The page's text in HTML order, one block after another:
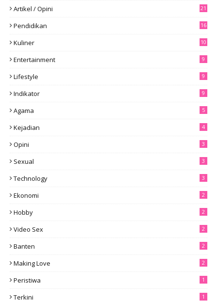
Artikel / Opini 21
Pendidikan 16
Kuliner 10
Entertainment 9
Lifestyle 9
Indikator 9
Agama 5
Kejadian 4
Opini 3
Sexual 3
Technology 3
Ekonomi 2
Hobby 2
Video Sex 2
Banten 2
Making Love 2
Peristiwa 1
Terkini 1